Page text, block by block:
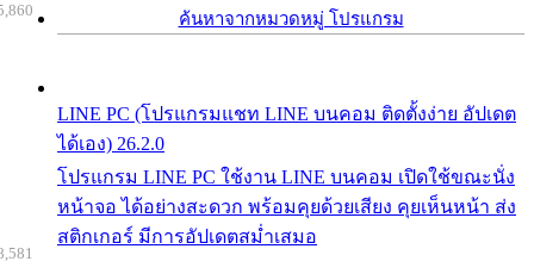
ค้นหาจากหมวดหมู่ โปรแกรม
LINE PC (โปรแกรมแชท LINE บนคอม ติดตั้งง่าย อัปเดต
ได้เอง) 26.2.0
โปรแกรม LINE PC ใช้งาน LINE บนคอม เปิดใช้ขณะนั่ง
หน้าจอ ได้อย่างสะดวก พร้อมคุยด้วยเสียง คุยเห็นหน้า ส่ง
สติกเกอร์ มีการอัปเดตสม่ำเสมอ